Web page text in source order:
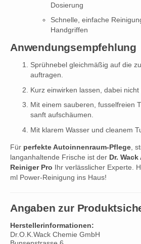
Dosierung
Schnelle, einfache
Handgriffen
Anwendungsempfehlung
Sprühnebel gleichmäßig auf die
auftragen.
Kurz einwirken lassen, dabei nicht
Mit einem sauberen, fusselfreien
sanft aufschäumen.
Mit klarem Wasser und cleanem
Für perfekte Autoinnenraum-Pflege,
langanhaltende Frische ist der Dr.
Reiniger Pro Ihr verlässlicher Experte.
ml Power-Reinigung ins Haus!
Angaben zur
Herstellerinformationen:
Dr.O.K.Wack Chemie GmbH